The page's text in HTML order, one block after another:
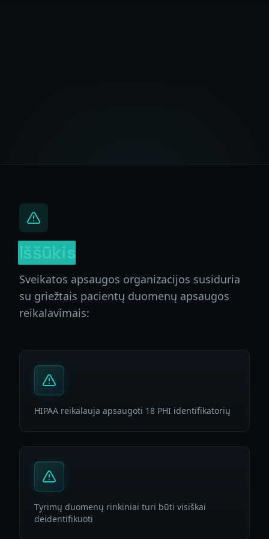
Sveikatos apsaugos organizacijos susiduria
su griežtais pacientų duomenų apsaugos
reikalavimais:
HIPAA reikalauja apsaugoti 18 PHI identifikatorių
Tyrimų duomenų rinkiniai turi būti visiškai
deidentifikuoti